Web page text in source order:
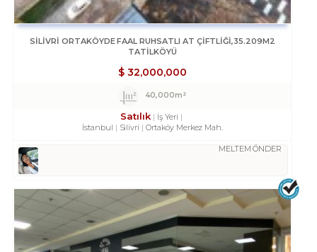
SILIVRI ORTAKÖYDE FAAL RUHSATLI AT ÇIFTLIĞI,35.209M2
TATILKÖYÜ
$ 32,000,000
40,000m²
Satılık
İş Yeri
İstanbul
Silivri Ortaköy Merkez Mah.
MELTEM ÖNDER